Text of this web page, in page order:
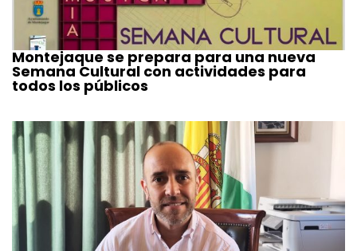
Montejaque se prepara para una nueva
Semana Cultural con actividades para
todos los públicos